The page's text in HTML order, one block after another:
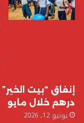
درهم خلال مايو
يونيو 12, 2026